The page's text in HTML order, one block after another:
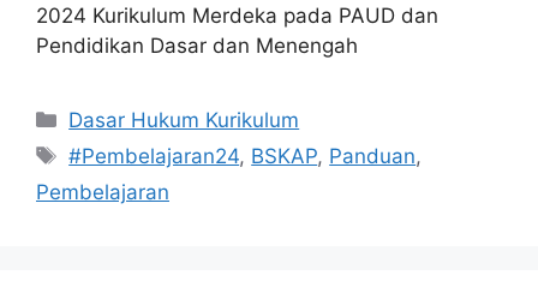
2024 Kurikulum Merdeka pada PAUD dan
Pendidikan Dasar dan Menengah
Kategori
Dasar Hukum Kurikulum
Tag
#Pembelajaran24, BSKAP, Panduan,
Pembelajaran